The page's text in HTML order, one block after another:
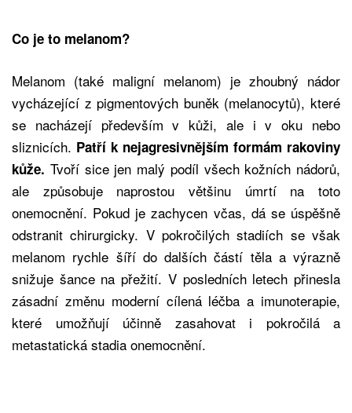
Co je to melanom?
Melanom (také maligní melanom) je zhoubný nádor
vycházející z pigmentových buněk (melanocytů), které
se nacházejí především v kůži, ale i v oku nebo
sliznicích. Patří k nejagresivnějším formám rakoviny
kůže. Tvoří sice jen malý podíl všech kožních nádorů,
ale způsobuje naprostou většinu úmrtí na toto
onemocnění. Pokud je zachycen včas, dá se úspěšně
odstranit chirurgicky. V pokročilých stadiích se však
melanom rychle šíří do dalších částí těla a výrazně
snižuje šance na přežití. V posledních letech přinesla
zásadní změnu moderní cílená léčba a imunoterapie,
které umožňují účinně zasahovat i pokročilá a
metastatická stadia onemocnění.